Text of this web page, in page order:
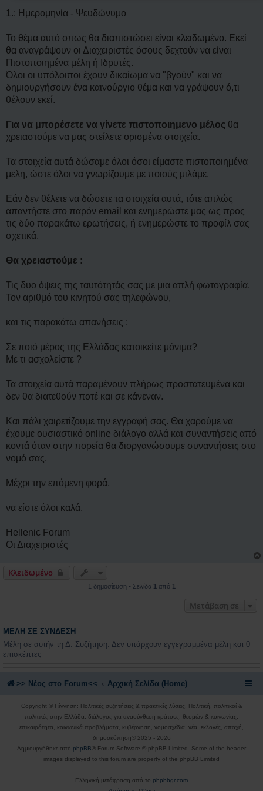
1.: Ημερομηνία - Ψευδώνυμο
Το θέμα αυτό οπως θα διαπιστώσει είναι κλειδωμένο. Εκεί
θα αναγράψουν οι Διαχειριστές όσους δεχτούν να είναι
Πιστοποιημένα μέλη ή Ιδρυτές.
Όλοι οι υπόλοιποι έχουν δικαίωμα να "βγούν" και να
δημιουργήσουν ένα καινούργιο θέμα και να γράψουν ό,τι
θέλουν εκεί.
Για να μπορέσετε να γίνετε πιστοποιημενο μέλος θα
χρειαστούμε να μας στείλετε ορισμένα στοιχεία.
Τα στοιχεία αυτά δώσαμε όλοι όσοι είμαστε πιστοποιημένα
μελη, ώστε όλοι να γνωρίζουμε με ποιούς μιλάμε.
Εάν δεν θέλετε να δώσετε τα στοιχεία αυτά, τότε απλώς
απαντήστε στο παρόν email και ενημερώστε μας ως προς
τις δύο παρακάτω ερωτήσεις, ή ενημερώστε το προφίλ σας
σχετικά.
Θα χρειαστούμε :
Τις δυο όψεις της ταυτότητάς σας με μια απλή φωτογραφία.
Τον αριθμό του κινητού σας τηλεφώνου,
και τις παρακάτω απανήσεις :
Σε ποιό μέρος της Ελλάδας κατοικείτε μόνιμα?
Με τι ασχολείστε ?
Τα στοιχεία αυτά παραμένουν πλήρως προστατευμένα και
δεν θα διατεθούν ποτέ και σε κάνεναν.
Και πάλι χαιρετίζουμε την εγγραφή σας. Θα χαρούμε να
έχουμε ουσιαστικό online διάλογο αλλά και συναντήσεις από
κοντά όταν στην πορεία θα διοργανώσουμε συναντήσεις στο
νομό σας.
Μέχρι την επόμενη φορά,
να είστε όλοι καλά.
Hellenic Forum
Οι Διαχειριστές
Κλειδωμένο
1 δημοσίευση • Σελίδα 1 από 1
Μετάβαση σε
ΜΈΛΗ ΣΕ ΣΎΝΔΕΣΗ
Μέλη σε αυτήν τη Δ. Συζήτηση: Δεν υπάρχουν εγγεγραμμένα μέλη και 0
επισκέπτες
>> Nέος στο Forum<< Αρχική Σελίδα (Home)
Copyright © Γέννηση: Πολιτικές συζητήσεις & πρακτικές λύσεις. Πολιτική, πολιτικοί &
πολιτικές στην Ελλάδα, διάλογος για ανασύνθεση κράτους, θεσμών & κοινωνίας,
επικαιρότητα, κοινωνικά προβλήματα, κυβέρνηση, νομοσχέδια, νέα, εκλογές, αποχή,
δημοσκόπηση® 2025 - 2026
Δημιουργήθηκε από phpBB ® Forum Software © phpBB Limited. Some of the header
images displayed to this forum are property of the phpBB Limited
Ελληνική μετάφραση από το phpbbgr.com